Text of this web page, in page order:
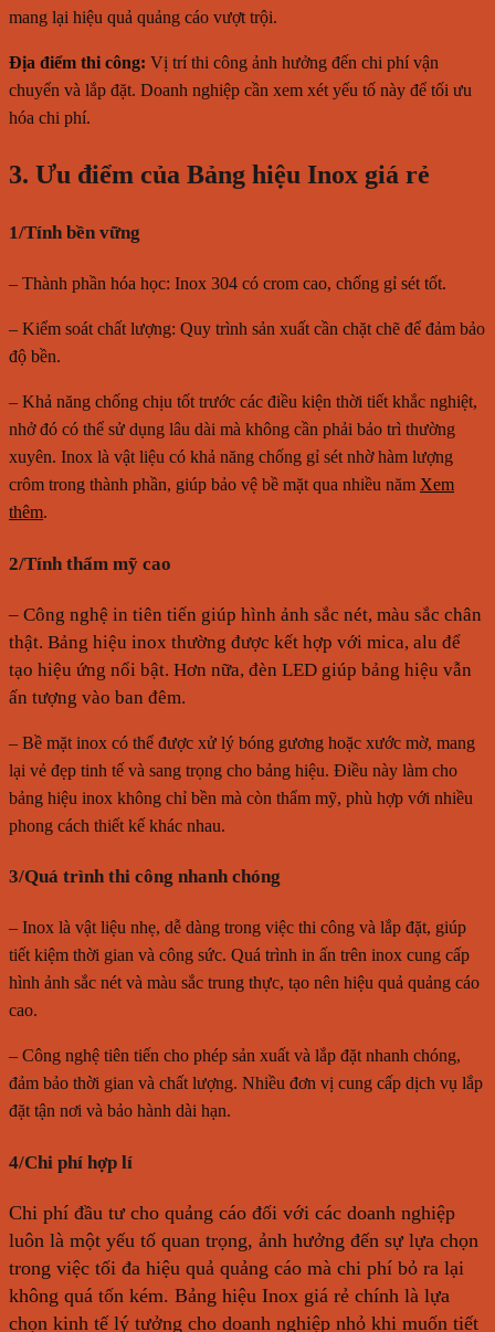
mang lại hiệu quả quảng cáo vượt trội.
Địa điểm thi công: Vị trí thi công ảnh hưởng đến chi phí vận
chuyển và lắp đặt. Doanh nghiệp cần xem xét yếu tố này để tối ưu
hóa chi phí.
3. Ưu điểm của Bảng hiệu Inox giá rẻ
1/Tính bền vững
– Thành phần hóa học: Inox 304 có crom cao, chống gỉ sét tốt.
– Kiểm soát chất lượng: Quy trình sản xuất cần chặt chẽ để đảm bảo
độ bền.
– Khả năng chống chịu tốt trước các điều kiện thời tiết khắc nghiệt,
nhở đó có thể sử dụng lâu dài mà không cần phải bảo trì thường
xuyên. Inox là vật liệu có khả năng chống gỉ sét nhờ hàm lượng
crôm trong thành phần, giúp bảo vệ bề mặt qua nhiều năm Xem
thêm.
2/Tính thẩm mỹ cao
– Công nghệ in tiên tiến giúp hình ảnh sắc nét, màu sắc chân
thật. Bảng hiệu inox thường được kết hợp với mica, alu để
tạo hiệu ứng nổi bật. Hơn nữa, đèn LED giúp bảng hiệu vẫn
ấn tượng vào ban đêm.
– Bề mặt inox có thể được xử lý bóng gương hoặc xước mờ, mang
lại vẻ đẹp tinh tế và sang trọng cho bảng hiệu. Điều này làm cho
bảng hiệu inox không chỉ bền mà còn thẩm mỹ, phù hợp với nhiều
phong cách thiết kế khác nhau.
3/Quá trình thi công nhanh chóng
– Inox là vật liệu nhẹ, dễ dàng trong việc thi công và lắp đặt, giúp
tiết kiệm thời gian và công sức. Quá trình in ấn trên inox cung cấp
hình ảnh sắc nét và màu sắc trung thực, tạo nên hiệu quả quảng cáo
cao.
– Công nghệ tiên tiến cho phép sản xuất và lắp đặt nhanh chóng,
đảm bảo thời gian và chất lượng. Nhiều đơn vị cung cấp dịch vụ lắp
đặt tận nơi và bảo hành dài hạn.
4/Chi phí hợp lí
Chi phí đầu tư cho quảng cáo đối với các doanh nghiệp
luôn là một yếu tố quan trọng, ảnh hưởng đến sự lựa chọn
trong việc tối đa hiệu quả quảng cáo mà chi phí bỏ ra lại
không quá tốn kém. Bảng hiệu Inox giá rẻ chính là lựa
chọn kinh tế lý tưởng cho doanh nghiệp nhỏ khi muốn tiết